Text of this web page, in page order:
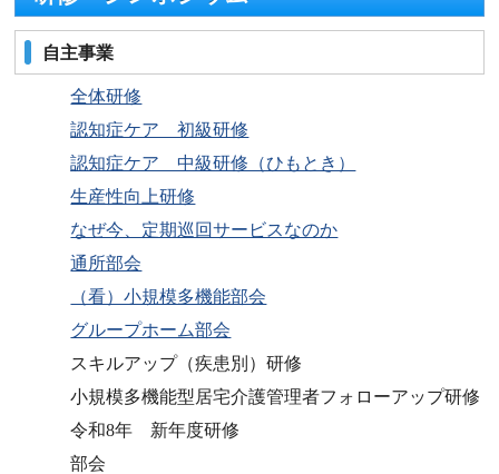
自主事業
全体研修
認知症ケア 初級研修
認知症ケア 中級研修（ひもとき）
生産性向上研修
なぜ今、定期巡回サービスなのか
通所部会
（看）小規模多機能部会
グループホーム部会
スキルアップ（疾患別）研修
小規模多機能型居宅介護管理者フォローアップ研修
令和8年 新年度研修
部会